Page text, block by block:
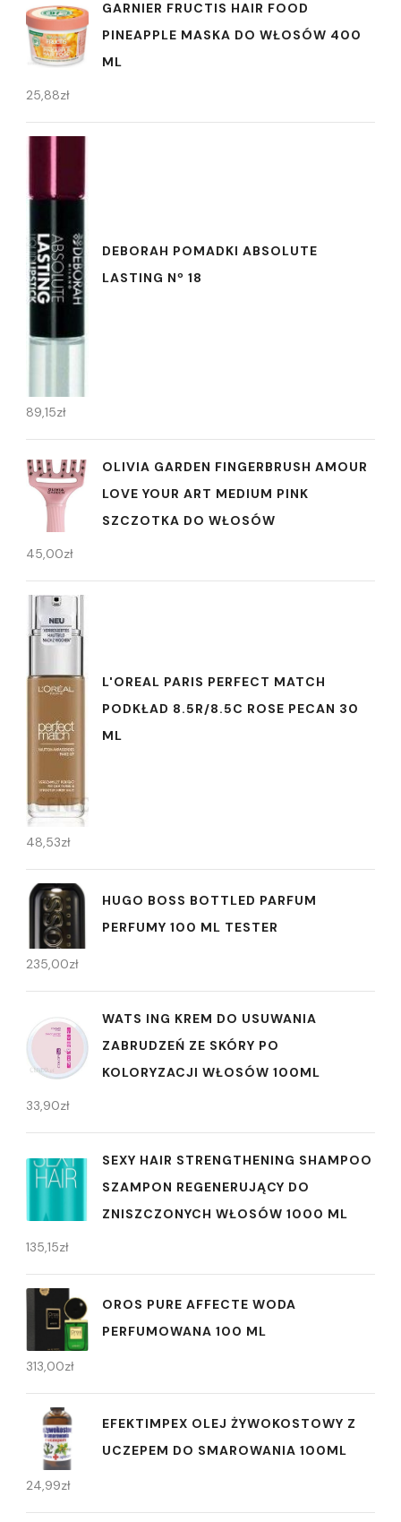
GARNIER FRUCTIS HAIR FOOD
PINEAPPLE MASKA DO WŁOSÓW 400
ML
25,88zł
DEBORAH POMADKI ABSOLUTE
LASTING Nº 18
89,15zł
OLIVIA GARDEN FINGERBRUSH AMOUR
LOVE YOUR ART MEDIUM PINK
SZCZOTKA DO WŁOSÓW
45,00zł
L'OREAL PARIS PERFECT MATCH
PODKŁAD 8.5R/8.5C ROSE PECAN 30
ML
48,53zł
HUGO BOSS BOTTLED PARFUM
PERFUMY 100 ML TESTER
235,00zł
WATS ING KREM DO USUWANIA
ZABRUDZEŃ ZE SKÓRY PO
KOLORYZACJI WŁOSÓW 100ML
33,90zł
SEXY HAIR STRENGTHENING SHAMPOO
SZAMPON REGENERUJĄCY DO
ZNISZCZONYCH WŁOSÓW 1000 ML
135,15zł
OROS PURE AFFECTE WODA
PERFUMOWANA 100 ML
313,00zł
EFEKTIMPEX OLEJ ŻYWOKOSTOWY Z
UCZEPEM DO SMAROWANIA 100ML
24,99zł